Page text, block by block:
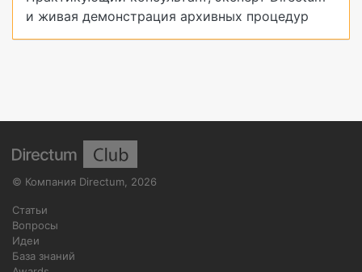
и живая демонстрация архивных процедур
© Компания Directum 2026
Статьи
Вопросы
Идеи
База знаний